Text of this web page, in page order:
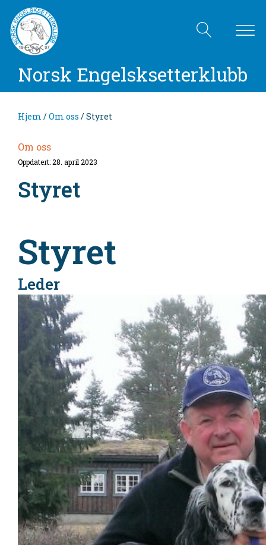
Norsk Engelsksetterklubb
Hjem /Om oss / Styret
Om oss
Oppdatert: 28. april 2023
Styret
Styret
Leder